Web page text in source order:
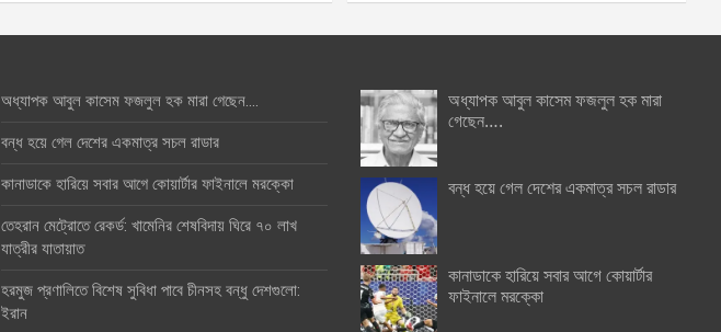
অধ্যাপক আবুল কাসেম ফজলুল হক মারা গেছেন….
বন্ধ হয়ে গেল দেশের একমাত্র সচল রাডার
কানাডাকে হারিয়ে সবার আগে কোয়ার্টার ফাইনালে মরক্কো
তেহরান মেট্রোতে রেকর্ড: খামেনির শেষবিদায় ঘিরে ৭০ লাখ
যাত্রীর যাতায়াত
হরমুজ প্রণালিতে বিশেষ সুবিধা পাবে চীনসহ বন্ধু দেশগুলো:
ইরান
অধ্যাপক আবুল কাসেম ফজলুল হক মারা
গেছেন….
বন্ধ হয়ে গেল দেশের একমাত্র সচল রাডার
কানাডাকে হারিয়ে সবার আগে কোয়ার্টার
ফাইনালে মরক্কো